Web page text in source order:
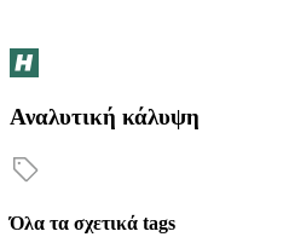
Αναλυτική κάλυψη
Όλα τα σχετικά tags